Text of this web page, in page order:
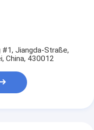
#1, Jiangda-Straße,
China, 430012